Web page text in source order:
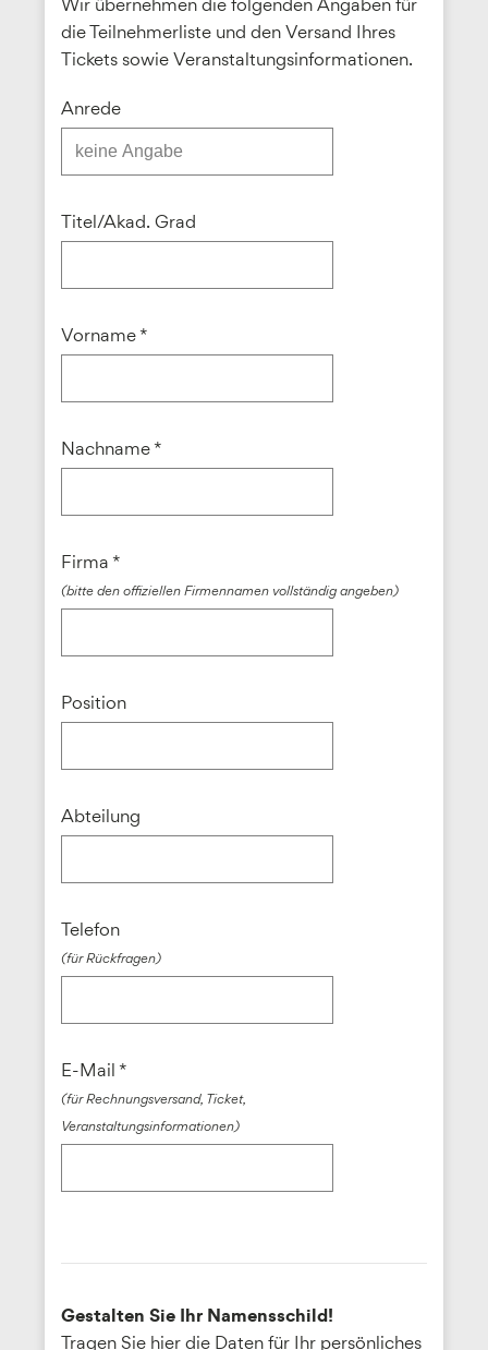
die Teilnehmerliste und den Versand Ihres
Tickets sowie Veranstaltungsinformationen.
Anrede
Titel/Akad. Grad
Vorname *
Nachname *
Firma *
(bitte den offiziellen Firmennamen vollständig angeben)
Position
Abteilung
Telefon
(für Rückfragen)
E-Mail *
(für Rechnungsversand, Ticket,
Veranstaltungsinformationen)
Gestalten Sie Ihr Namensschild!
Tragen Sie hier die Daten für Ihr persönliches